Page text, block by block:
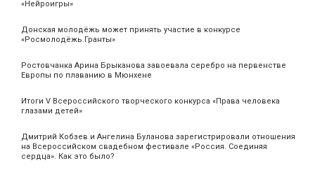
«Нейроигры»
Донская молодёжь может принять участие в конкурсе
«Росмолодёжь.Гранты»
Ростовчанка Арина Брыканова завоевала серебро на первенстве
Европы по плаванию в Мюнхене
Итоги V Всероссийского творческого конкурса «Права человека
глазами детей»
Дмитрий Кобзев и Ангелина Буланова зарегистрировали отношения
на Всероссийском свадебном фестивале «Россия. Соединяя
сердца». Как это было?